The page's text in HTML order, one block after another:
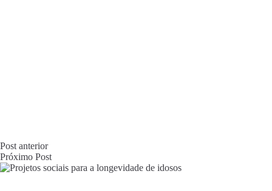
Post anterior
Próximo Post